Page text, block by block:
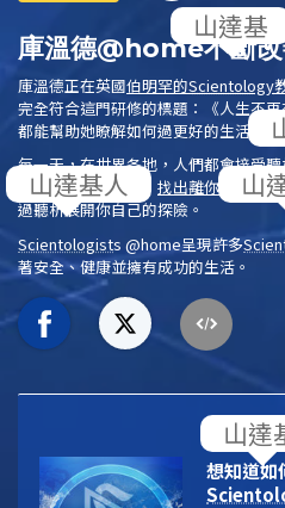
庫溫德@home不斷改
庫溫德正在英國伯明罕的Scientology
完全符合這門研修的標題：《人生不
都能幫助她瞭解如何過更好的生活。
每一天，在世界各地，人們都會接受
靈性的啟發與自由。 找出離你最近的
過聽析展開你自己的探險。
Scientologists @home呈現許多
著安全、健康並擁有成功的生活。
更
想知道如